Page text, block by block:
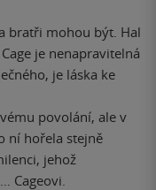
bratři mohou být. Hal
je nenapravitelná
je láska ke
povolání, ale v
ní hořela stejně
jehož
Cageovi.